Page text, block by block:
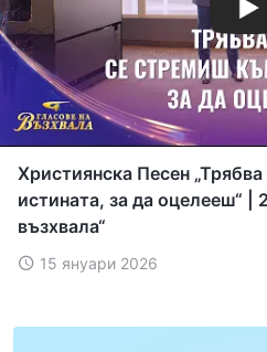
Християнска Песен
истината, за да оцелееш“ |
възхвала“
15 януари 2026